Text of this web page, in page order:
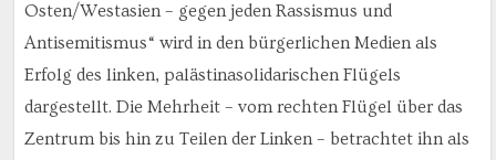
Osten/Westasien – gegen jeden Rassismus und
Antisemitismus“ wird in den bürgerlichen Medien als
Erfolg des linken, palästinasolidarischen Flügels
dargestellt. Die Mehrheit – vom rechten Flügel über das
Zentrum bis hin zu Teilen der Linken – betrachtet ihn als